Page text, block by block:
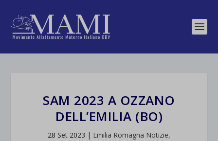
SAM 2023 A OZZANO
DELL’EMILIA (BO)
28 Set 2023 | Emilia Romagna Notizie,